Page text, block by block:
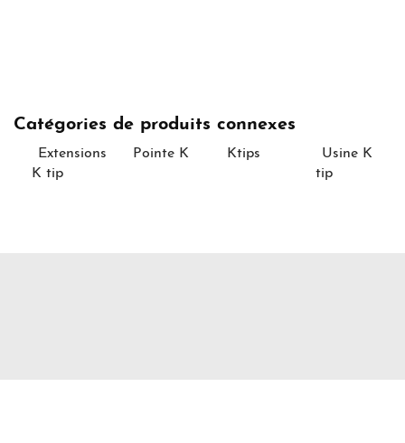
Catégories de produits connexes
Extensions
K tip
Pointe K Ktips
Usine K
tip